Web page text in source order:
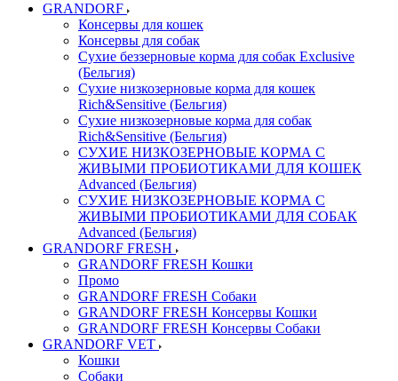
GRANDORF
Консервы для кошек
Консервы для собак
Сухие беззерновые корма для собак Exclusive
(Бельгия)
Сухие низкозерновые корма для кошек
Rich&Sensitive (Бельгия)
Сухие низкозерновые корма для собак
Rich&Sensitive (Бельгия)
СУХИЕ НИЗКОЗЕРНОВЫЕ КОРМА С
ЖИВЫМИ ПРОБИОТИКАМИ ДЛЯ КОШЕК
Advanced (Бельгия)
СУХИЕ НИЗКОЗЕРНОВЫЕ КОРМА С
ЖИВЫМИ ПРОБИОТИКАМИ ДЛЯ СОБАК
Advanced (Бельгия)
GRANDORF FRESH
GRANDORF FRESH Кошки
Промо
GRANDORF FRESH Собаки
GRANDORF FRESH Консервы Кошки
GRANDORF FRESH Консервы Собаки
GRANDORF VET
Кошки
Собаки